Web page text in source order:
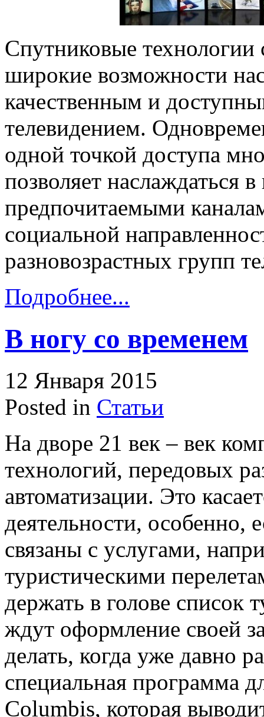
Спутниковые технологии
широкие возможности
качественным и
телевидением.
одной точкой доступа
позволяет наслаждаться
предпочитаемыми
социальной
разновозрастных групп
Подробнее...
В ногу со временем
12 Января 2015
Posted in Статьи
На дворе 21 век – век
технологий, передовых
автоматизации. Это
деятельности, особенно,
связаны с услугами,
туристическими
держать в голове список
ждут оформление своей
делать, когда уже давно
специальная программа
Columbis, которая